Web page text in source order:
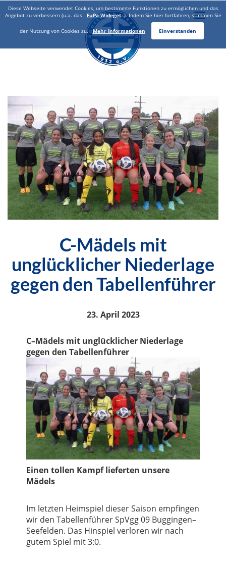
Toggle
C-Mädels mit
unglücklicher Niederlage
gegen den Tabellenführer
23. April 2023
C–Mädels mit unglücklicher Niederlage
gegen denTabellenführer
Einen tollen Kampf lieferten unsere
Mädels
Im letzten Heimspiel dieser Saison empfingen
wir den Tabellenführer SpVgg 09 Buggingen–
Seefelden. Das Hinspiel verloren wir nach
gutem Spiel mit 3:0.
Diese Webseite verwendet Cookies, um bestimmte Funktionen zu ermöglichen und das
Angebot zu verbessern (u.a. das
FuPa-Wideget ). Indem Sie hier fortfahren, stimmen Sie
der Nutzung von Cookies zu. Mehr Informationen Einverstanden